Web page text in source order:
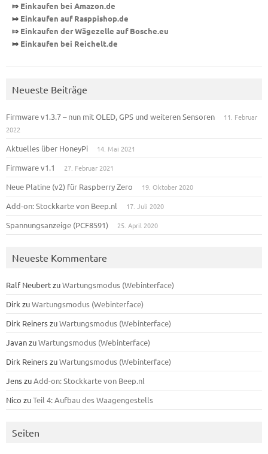
⤇ Einkaufen bei Amazon.de
⤇ Einkaufen auf Rasppishop.de
⤇ Einkaufen der Wägezelle auf Bosche.eu
⤇ Einkaufen bei Reichelt.de
Neueste Beiträge
Firmware v1.3.7 – nun mit OLED, GPS und weiteren Sensoren
11. Februar
2022
Aktuelles über HoneyPi 14. Mai 2021
Firmware v1.1 27. Februar 2021
Neue Platine (v2) für Raspberry Zero 19. Oktober 2020
Add-on: Stockkarte von Beep.nl 17. Juli 2020
Spannungsanzeige (PCF8591) 25. April 2020
Neueste Kommentare
Ralf NeubertzuWartungsmodus (Webinterface)
Dirk zuWartungsmodus (Webinterface)
Dirk ReinerszuWartungsmodus (Webinterface)
JavanzuWartungsmodus (Webinterface)
Dirk ReinerszuWartungsmodus (Webinterface)
JenszuAdd-on: Stockkarte von Beep.nl
Nico zuTeil 4: Aufbau des Waagengestells
Seiten